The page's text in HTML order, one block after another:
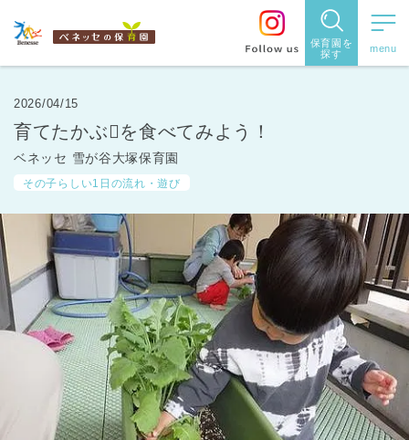
保育園を
探す
保育園を探す
住所・駅
名
す
都道府県
から探す
東京都
東京都 全域
2026/04/15
育てたかぶ🫜を食べてみよう！
ベネッセ 雪が谷大塚保育園
その子らしい1日の流れ・遊び